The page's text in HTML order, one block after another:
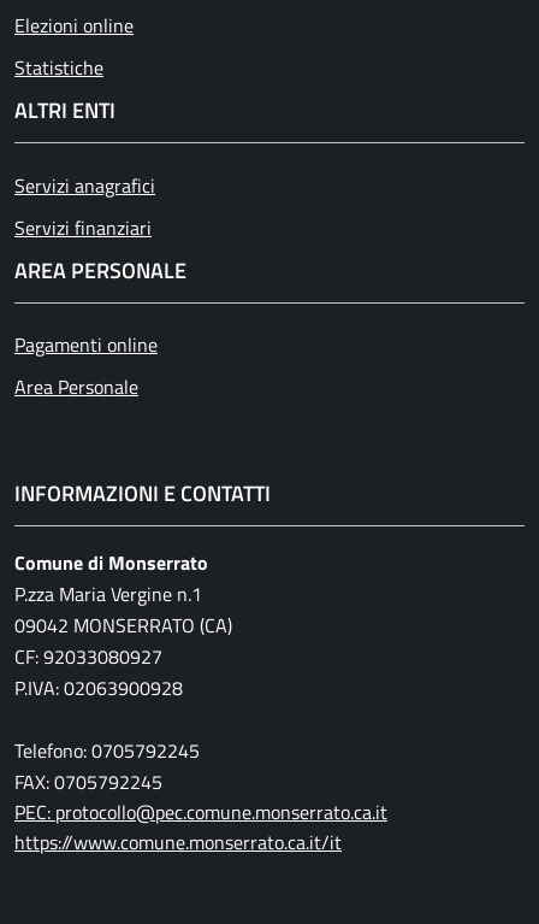
Elezioni online
Statistiche
ALTRI ENTI
Servizi anagrafici
Servizi finanziari
AREA PERSONALE
Pagamenti online
Area Personale
INFORMAZIONI E CONTATTI
Comune di Monserrato
P.zza Maria Vergine n.1
09042 MONSERRATO (CA)
CF: 92033080927
P.IVA: 02063900928
Telefono: 0705792245
FAX: 0705792245
PEC: protocollo@pec.comune.monserrato.ca.it
https://www.comune.monserrato.ca.it/it